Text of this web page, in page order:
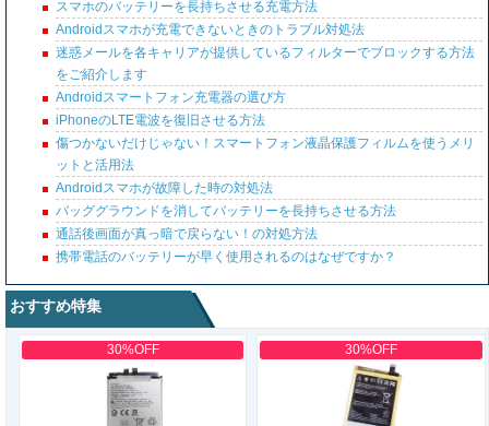
スマホのバッテリーを長持ちさせる充電方法
Androidスマホが充電できないときのトラブル対処法
迷惑メールを各キャリアが提供しているフィルターでブロックする方法
をご紹介します
Androidスマートフォン充電器の選び方
iPhoneのLTE電波を復旧させる方法
傷つかないだけじゃない！スマートフォン液晶保護フィルムを使うメリ
ットと活用法
Androidスマホが故障した時の対処法
バッググラウンドを消してバッテリーを長持ちさせる方法
通話後画面が真っ暗で戻らない！の対処方法
携帯電話のバッテリーが早く使用されるのはなぜですか？
おすすめ特集
30%OFF 30%OFF